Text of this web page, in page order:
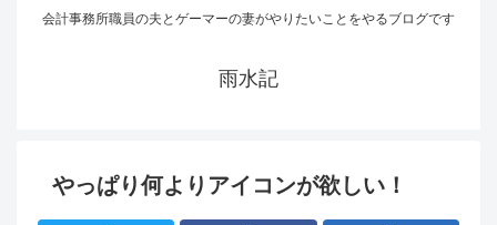
会計事務所職員の夫とゲーマーの妻がやりたいことをやるブログです
雨水記
やっぱり何よりアイコンが欲しい！